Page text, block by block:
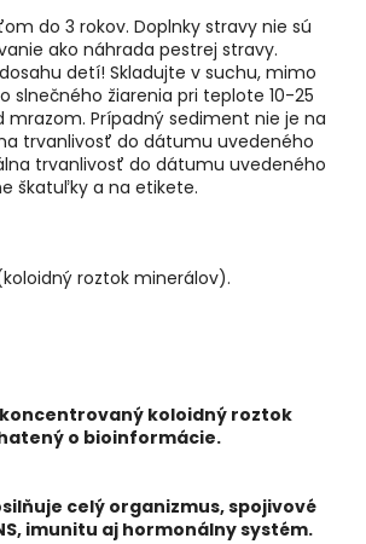
do 3 rokov. Doplnky stravy nie sú
ako náhrada pestrej stravy.
detí! Skladujte v suchu, mimo
slnečného žiarenia pri teplote 10-25
mrazom. Prípadný sediment nie je na
trvanlivosť do dátumu uvedeného
trvanlivosť do dátumu uvedeného
škatuľky a na etikete.
roztok minerálov).
koloidný roztok
o bioinformácie.
celý organizmus, spojivové
imunitu aj hormonálny systém.